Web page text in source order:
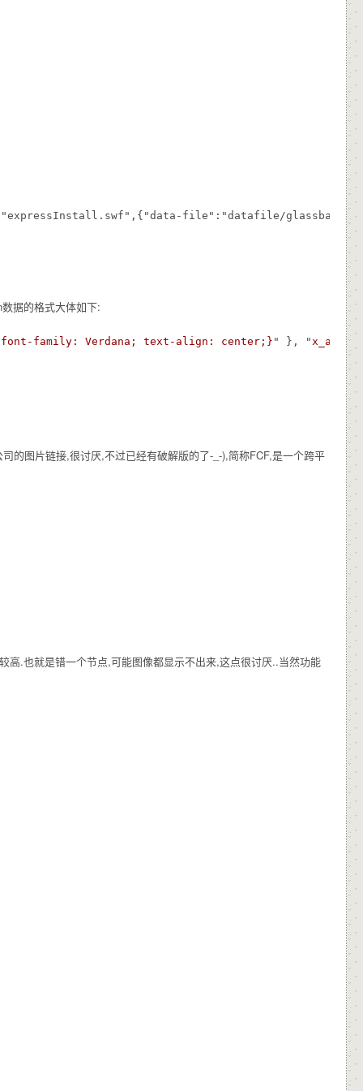
"expressInstall.swf",{"data-file":"datafile/
据的格式大体如下:
family: Verdana; text-align: center;} " }, " x_axis
的图片链接,很讨厌,不过已经有破解版的了-_-),简称FCF,是一个跨平
.也就是错一个节点,可能图像都显示不出来,这点很讨厌..当然功能